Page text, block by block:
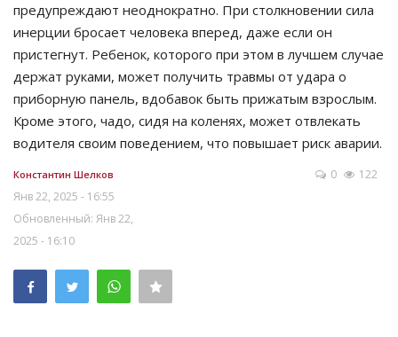
предупреждают неоднократно. При столкновении сила
инерции бросает человека вперед, даже если он
пристегнут. Ребенок, которого при этом в лучшем случае
держат руками, может получить травмы от удара о
приборную панель, вдобавок быть прижатым взрослым.
Кроме этого, чадо, сидя на коленях, может отвлекать
водителя своим поведением, что повышает риск аварии.
Константин Шелков
Янв 22, 2025 - 16:55
Обновленный: Янв 22,
2025 - 16:10
0 122